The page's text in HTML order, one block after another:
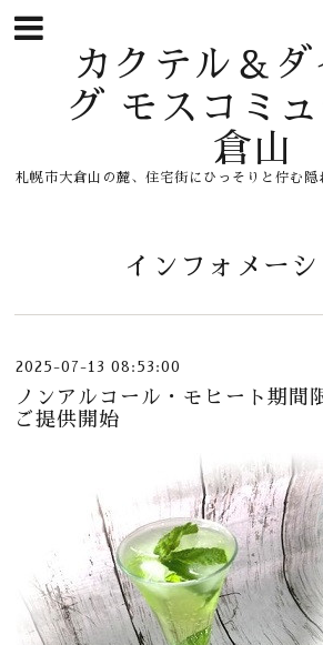
カクテル＆ダ
グ モスコミ
倉山
札幌市大倉山の麓、住宅街にひっそりと佇む隠
インフォメーシ
2025-07-13 08:53:00
ノンアルコール・モヒート期
ご提供開始